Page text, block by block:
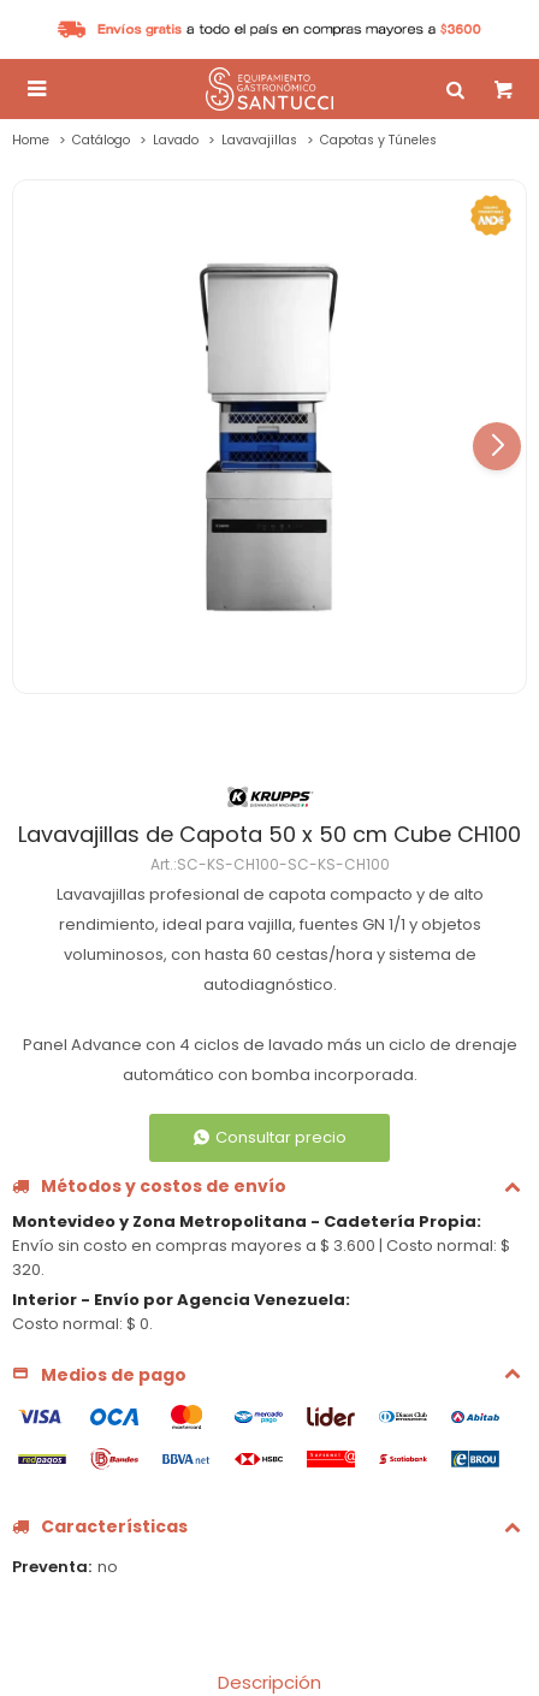

Home Catálogo Lavado Lavavajillas Capotas y Túneles
Lavavajillas de Capota 50 x 50 cm Cube CH100
SC-KS-CH100-SC-KS-CH100
Lavavajillas profesional de capota compacto y de alto
rendimiento, ideal para vajilla, fuentes GN 1/1 y objetos
voluminosos, con hasta 60 cestas/hora y sistema de
autodiagnóstico.
Panel Advance con 4 ciclos de lavado más un ciclo de drenaje
automático con bomba incorporada.
Consultar precio
Métodos y costos de envío
Montevideo y Zona Metropolitana - Cadetería Propia:
Envío sin costo en compras mayores a $ 3.600 | Costo normal: $
320.
Interior - Envío por Agencia Venezuela:
Costo normal: $ 0.
Medios de pago
Características
Preventa no
Descripción